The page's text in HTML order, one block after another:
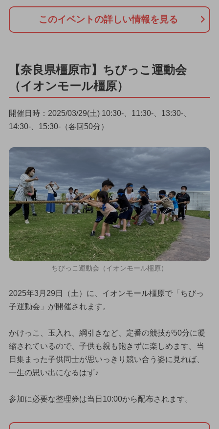
このイベントの詳しい情報を見る
【奈良県橿原市】ちびっこ運動会
（イオンモール橿原）
開催日時：2025/03/29(土) 10:30-、11:30-、13:30-、
14:30-、15:30-（各回50分）
ちびっこ運動会（イオンモール橿原）
2025年3月29日（土）に、イオンモール橿原で「ちびっ
子運動会」が開催されます。
かけっこ、玉入れ、綱引きなど、定番の競技が50分に凝
縮されているので、子供も親も飽きずに楽しめます。当
日集まった子供同士が思いっきり競い合う姿に見れば、
一生の思い出になるはず♪
参加に必要な整理券は当日10:00から配布されます。